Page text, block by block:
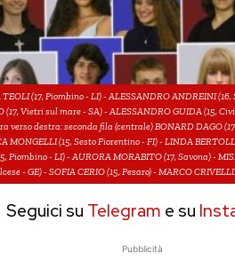
(17, Piombino - LI) - ALESSANDRO ANDREINI
Vietri sul mare - SA) - ALESSANDRO GUIDA (15,
verso destra: seconda fila (centrale) BONARD DAGO
MONGELLI (15, Sesto Fiorentino - FI) - LINDA
Piombino - LI) - AURORA MORABITO (17, Savona) -
- GE) - SOFIA CERIO (15, Pesaro) - MARCO
Seguici su Telegram e su
Pubblicità